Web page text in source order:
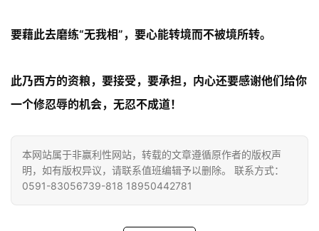
资
讯
八
点
要藉此去磨练“无我相”，要心能转境而不被境所转。
此乃西方的资粮，要接受，要承担，内心还要感谢他们给你
一个修忍辱的机会，无忍不成道！
本网站属于非赢利性网站，转载的文章遵循原作者的版权声
明，如有版权异议，请联系值班编辑予以删除。 联系方式：
0591-83056739-818 18950442781